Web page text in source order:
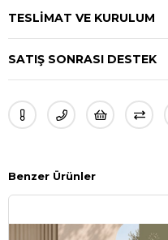
TESLIMAT VE KURULUM
SATIŞ SONRASI DESTEK
Benzer Ürünler